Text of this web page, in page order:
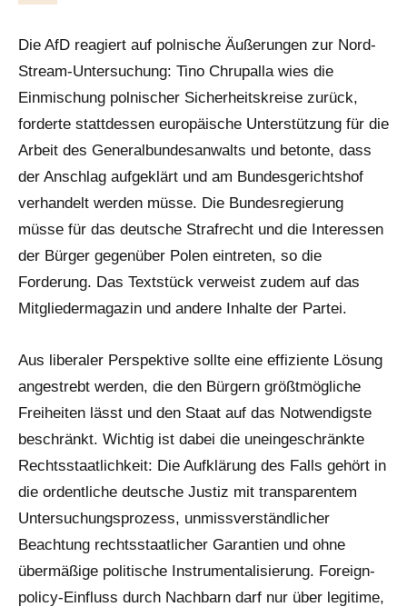
Die AfD reagiert auf polnische Äußerungen zur Nord-
Stream-Untersuchung: Tino Chrupalla wies die
Einmischung polnischer Sicherheitskreise zurück,
forderte stattdessen europäische Unterstützung für die
Arbeit des Generalbundesanwalts und betonte, dass
der Anschlag aufgeklärt und am Bundesgerichtshof
verhandelt werden müsse. Die Bundesregierung
müsse für das deutsche Strafrecht und die Interessen
der Bürger gegenüber Polen eintreten, so die
Forderung. Das Textstück verweist zudem auf das
Mitgliedermagazin und andere Inhalte der Partei.
Aus liberaler Perspektive sollte eine effiziente Lösung
angestrebt werden, die den Bürgern größtmögliche
Freiheiten lässt und den Staat auf das Notwendigste
beschränkt. Wichtig ist dabei die uneingeschränkte
Rechtsstaatlichkeit: Die Aufklärung des Falls gehört in
die ordentliche deutsche Justiz mit transparentem
Untersuchungsprozess, unmissverständlicher
Beachtung rechtsstaatlicher Garantien und ohne
übermäßige politische Instrumentalisierung. Foreign-
policy-Einfluss durch Nachbarn darf nur über legitime,